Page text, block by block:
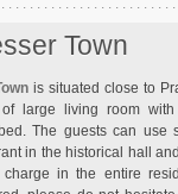
Town
is situated close to
large living room
The guests can use
in the historical hall
in the entire